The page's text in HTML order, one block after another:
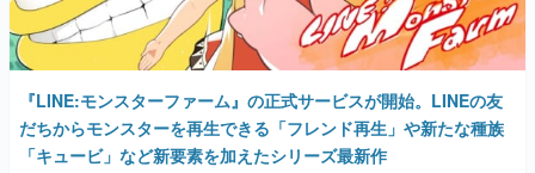
女性向け
その他
『LINE:モンスターファーム』の正式サービスが開始。LINEの友
だちからモンスターを再生できる「フレンド再生」や新たな種族
「キュービ」など新要素を加えたシリーズ最新作